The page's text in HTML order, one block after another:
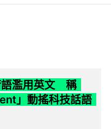
語濫用英文 稱
」動搖科技話語